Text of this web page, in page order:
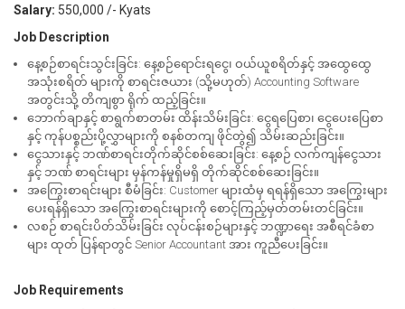
Salary: 550,000 /- Kyats
Job Description
နေ့စဉ်စာရင်းသွင်းခြင်း: နေ့စဉ်ရောင်းရငွေ၊ ဝယ်ယူစရိတ်နှင့် အထွေထွေ
အသုံးစရိတ် များကို စာရင်းဇယား (သို့မဟုတ်) Accounting Software
အတွင်းသို့ တိကျစွာ ရိုက် ထည့်ခြင်း။
ဘောက်ချာနှင့် စာရွက်စာတမ်း ထိန်းသိမ်းခြင်း: ငွေရပြေစာ၊ ငွေပေးပြေစာ
နှင့် ကုန်ပစ္စည်းပို့လွှာများကို စနစ်တကျ ဖိုင်တွဲ၍ သိမ်းဆည်းခြင်း။
ငွေသားနှင့် ဘဏ်စာရင်းတိုက်ဆိုင်စစ်ဆေးခြင်း: နေ့စဉ် လက်ကျန်ငွေသား
နှင့် ဘဏ် စာရင်းများ မှန်ကန်မှုရှိမရှိ တိုက်ဆိုင်စစ်ဆေးခြင်း။
အကြွေးစာရင်းများ စီမံခြင်း: Customer များထံမှ ရရန်ရှိသော အကြွေးများ
ပေးရန်ရှိသော အကြွေးစာရင်းများကို စောင့်ကြည့်မှတ်တမ်းတင်ခြင်း။
လစဉ် စာရင်းပိတ်သိမ်းခြင်း လုပ်ငန်းစဉ်များနှင့် ဘဏ္ဍာရေး အစီရင်ခံစာ
များ ထုတ် ပြန်ရာတွင် Senior Accountant အား ကူညီပေးခြင်း။
Job Requirements